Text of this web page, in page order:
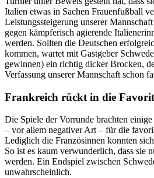
Italien etwas in Sachen Frauenfußball
Leistungssteigerung unserer
gegen kämpferisch agierende
werden. Sollten die Deutschen
kommen, wartet mit Gastgeber
gewinnen) ein richtig dicker Brocken,
Verfassung unserer Mannschaft schon
Frankreich rückt in die
Die Spiele der Vorrunde brachten
– vor allem negativer Art – für die
Lediglich die Französinnen konnten
So ist es kaum verwunderlich, dass sie
werden. Ein Endspiel zwischen
unwahrscheinlich.